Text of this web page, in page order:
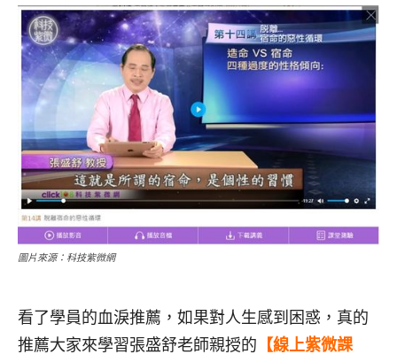
圖片來源：科技紫微網
看了學員的血淚推薦，如果對人生感到困惑，真的
推薦大家來學習張盛舒老師親授的 【線上紫微課